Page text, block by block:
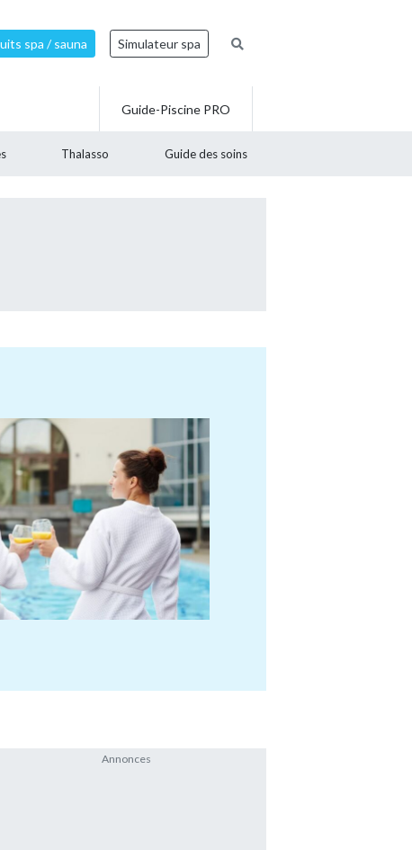
spa / sauna Simulateur spa
Thalasso Guide des soins
Guide-Piscine PRO